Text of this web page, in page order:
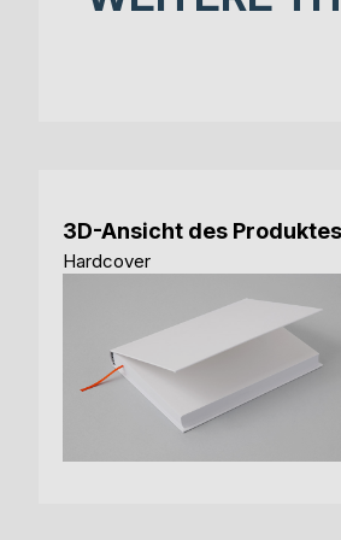
3D-Ansicht des
Hardcover